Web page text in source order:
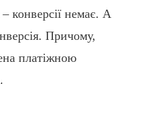
конверсії немає. А
Причому,
платіжною